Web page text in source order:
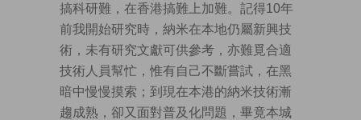
搞科研難，在香港搞難上加難。記得10年
前我開始研究時，納米在本地仍屬新興技
術，未有研究文獻可供參考，亦難覓合適
技術人員幫忙，惟有自己不斷嘗試，在黑
暗中慢慢摸索；到現在本港的納米技術漸
趨成熟，卻又面對普及化問題，畢竟本城